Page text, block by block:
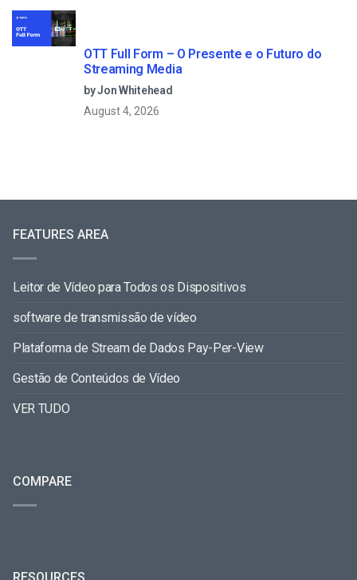
OTT Full Form – O Presente e o Futuro do
Streaming Media
by Jon Whitehead
August 4, 2026
FEATURES AREA
Leitor de Vídeo para Todos os Dispositivos
software de transmissão de vídeo
Plataforma de Stream de Dados Pay-Per-View
Gestão de Conteúdos de Vídeo
VER TUDO
COMPARE